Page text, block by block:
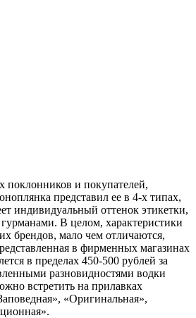
поклонников и покупателей,
представил ее в 4-х типах,
индивидуальный оттенок этикетки,
В целом, характеристики
брендов, мало чем отличаются,
в фирменных магазинах
в пределах 450-500 рублей за
разновидностями водки
встретить на прилавках
«Оригинальная»,